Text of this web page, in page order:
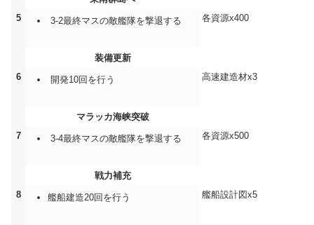
5
各資源x400
3-2最終マスの敵艦隊を撃退する
6
装備更新
高速建造材x3
開発10回を行う
7
マラッカ海峡突破
各資源x500
3-4最終マスの敵艦隊を撃退する
8
戦力補充
艦船設計図x5
艦船建造20回を行う